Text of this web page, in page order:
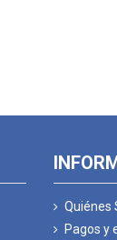
Quiénes
Pagos y